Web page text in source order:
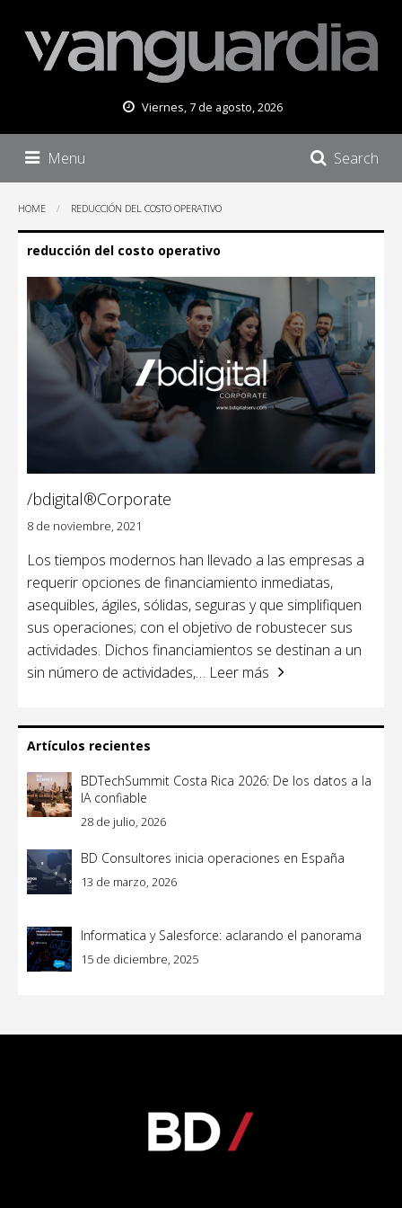
Viernes, 7 de agosto, 2026
Menu Search
HOME REDUCCIÓN DEL COSTO OPERATIVO
reducción del costo operativo
/bdigital®Corporate
8 de noviembre, 2021
Los tiempos modernos han llevado a las empresas a
requerir opciones de financiamiento inmediatas,
asequibles, ágiles, sólidas, seguras y que simplifiquen
sus operaciones; con el objetivo de robustecer sus
actividades. Dichos financiamientos se destinan a un
sin número de actividades,… Leer más
Artículos recientes
BDTechSummit Costa Rica 2026: De los datos a la
IA confiable
28 de julio, 2026
BD Consultores inicia operaciones en España
13 de marzo, 2026
Informatica y Salesforce: aclarando el panorama
15 de diciembre, 2025